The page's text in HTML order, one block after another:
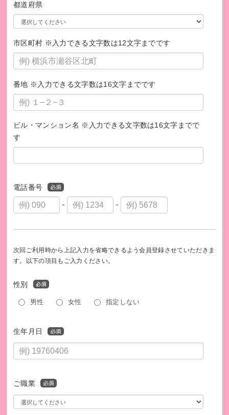
都道府県
市区町村 ※入力できる文字数は12文字までです
番地 ※入力できる文字数は16文字までです
ビル・マンション名 ※入力できる文字数は16文字までで
す
電話番号
- -
次回ご利用時から上記入力を省略できるよう会員登録させていただきま
す。以下の項目もご入力ください。
性別
男性 女性 指定しない
生年月日
ご職業